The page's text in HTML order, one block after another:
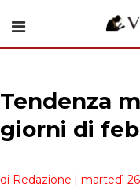
Tendenza
giorni di
di Redazione | martedì 26